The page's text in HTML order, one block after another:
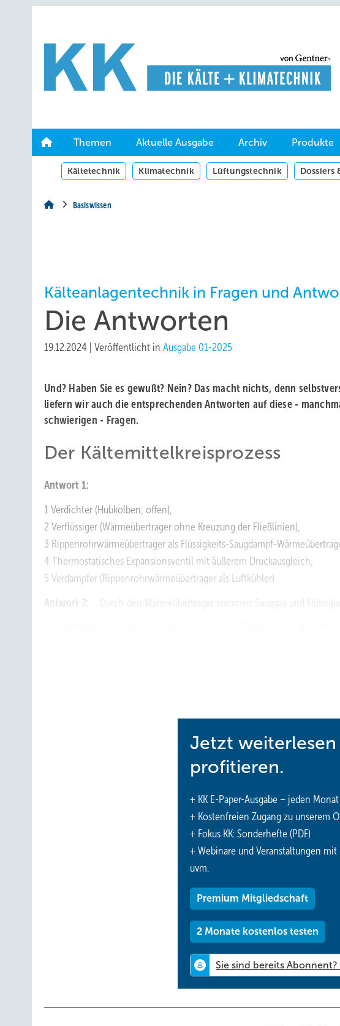
Hauptinhalt
Hauptmenü
Themen Aktuelle Ausgabe Archiv Produkte
Kältetechnik Klimatechnik Lüftungstechnik Dossiers
Basiswissen
Kälteanlagentechnik in Fragen und
Die Antworten
19.12.2024 Veröffentlicht in Ausgabe 01-2025
Und? Haben Sie es gewußt? Nein? Das macht nichts, denn
liefern wir auch die entsprechenden Antworten auf diese -
schwierigen - Fragen.
Der Kältemittelkreisprozess
Antwort 1:
1 Verdichter (Hubkolben, offen),
2 Verflüssiger (Wärmeübertrager ohne Kreuzung der Fließlinien),
3 Rippenrohrwärmeübertrager als Flüssigkeits-Saugdampf-
4 Thermostatisches Expansionsventil mit äußerem Druckausgleich,
5 Verdampfer (Rippenrohrwärmeübertrager als Luftkühler)
Antwort 2: Durch den Wärmeübertrager kommen Sauggas und
Wärmeübertrager verlegt, der Verdampfer also besser ausgenutzt
Flüssigkeitsabscheider in der Saugleitung den Verdichter vor
Da in den Leitungen keine Wärmeübertragung stattfindet,
Kältemittels in ein Hauptteil gleich der Austrittstemperatur aus dem
Verflüssigerausgang beträgt also 37 °C, die Unterkühlung gegenüber tc=
Verdichtereingangsbereich beträgt also: 20 °C – 10 °C = 10 K.
Jetzt weiterlesen
profitieren.
+ KK E-Paper-Ausgabe – jeden
+ Kostenfreien Zugang zu unserem
+ Fokus KK: Sonderhefte (PDF)
+ Webinare und Veranstaltungen mit
uvm.
Premium Mitgliedschaft
2 Monate kostenlos testen